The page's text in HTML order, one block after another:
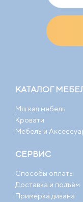
КАТАЛОГ
Мягкая мебель
Кровати
Мебель и
СЕРВИС
Способы оплаты
Доставка и подъём
Примерка дивана